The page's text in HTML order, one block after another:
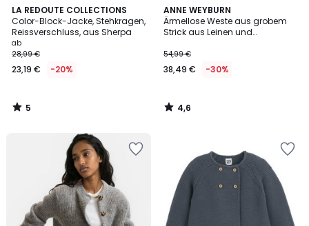
LA REDOUTE COLLECTIONS
Color-Block-Jacke, Stehkragen,
Reissverschluss, aus Sherpa
ab
28,99 €
23,19 € -20%
5
/
5
5
/
ANNE WEYBURN
Ärmellose Weste aus grobem
Strick aus Leinen und
54,99 €
38,49 € -30%
4,6
/ 5
4,6
/